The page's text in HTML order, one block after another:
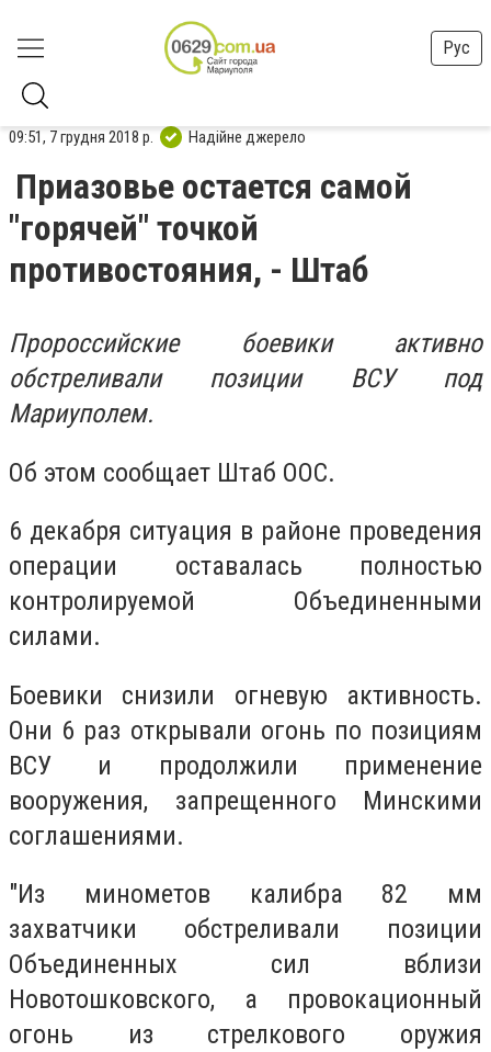
Рус
09:51, 7 грудня 2018 р. Надійне джерело
Приазовье остается самой
"горячей" точкой
противостояния, - Штаб
Пророссийские боевики активно
обстреливали позиции ВСУ под
Мариуполем.
Об этом сообщает Штаб ООС.
6 декабря ситуация в районе проведения
операции оставалась полностью
контролируемой Объединенными
силами.
Боевики снизили огневую активность.
Они 6 раз открывали огонь по позициям
ВСУ и продолжили применение
вооружения, запрещенного Минскими
соглашениями.
"Из минометов калибра 82 мм
захватчики обстреливали позиции
Объединенных сил вблизи
Новотошковского, а провокационный
огонь из стрелкового оружия